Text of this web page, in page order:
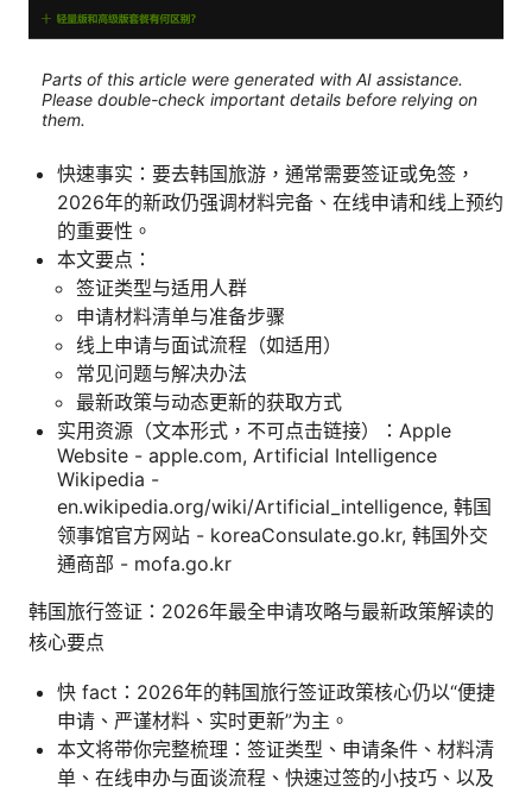
Parts of this article were generated with AI assistance.
Please double-check important details before relying on
them.
快速事实：要去韩国旅游，通常需要签证或免签，
2026年的新政仍强调材料完备、在线申请和线上预约
的重要性。
本文要点：
签证类型与适用人群
申请材料清单与准备步骤
线上申请与面试流程（如适用）
常见问题与解决办法
最新政策与动态更新的获取方式
实用资源（文本形式，不可点击链接）：Apple
Website - apple.com, Artificial Intelligence
Wikipedia -
en.wikipedia.org/wiki/Artificial_intelligence, 韩国
领事馆官方网站 - koreaConsulate.go.kr, 韩国外交
通商部 - mofa.go.kr
韩国旅行签证：2026年最全申请攻略与最新政策解读的
核心要点
快 fact：2026年的韩国旅行签证政策核心仍以“便捷
申请、严谨材料、实时更新”为主。
本文将带你完整梳理：签证类型、申请条件、材料清
单、在线申办与面谈流程、快速过签的小技巧、以及